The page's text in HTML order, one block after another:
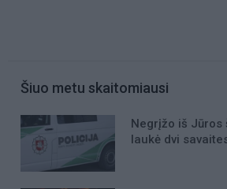
Šiuo metu skaitomiausi
Negrįžo iš
laukė dvi